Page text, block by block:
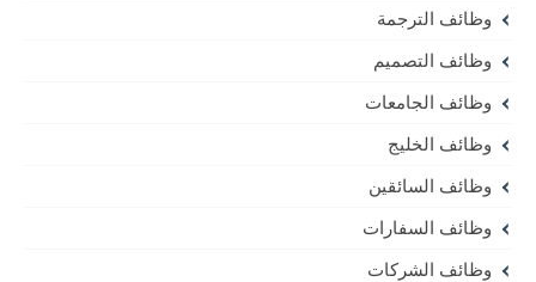
وظائف الترجمة
وظائف التصميم
وظائف الجامعات
وظائف الخليج
وظائف السائقين
وظائف السفارات
وظائف الشركات